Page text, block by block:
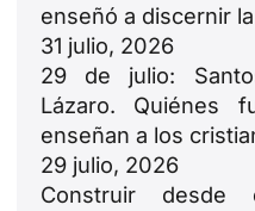
enseñó a discernir
31 julio, 2026
29 de julio:
Lázaro. Quiénes
enseñan a los
29 julio, 2026
Construir